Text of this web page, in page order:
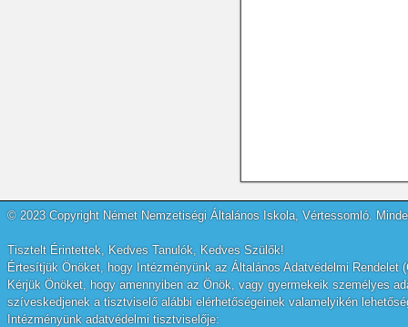
© 2023 Copyright Német Nemzetiségi Általános Iskola, Vértessomló.
Tisztelt Érintettek, Kedves Tanulók, Kedves Szülők!
Értesítjük Önöket, hogy Intézményünk az Általános Adatvédelmi
Kérjük Önöket, hogy amennyiben az Önök, vagy gyermekeik személyes
szíveskedjenek a tisztviselő alábbi elérhetőségeinek valamelyikén
Intézményünk adatvédelmi tisztviselője: